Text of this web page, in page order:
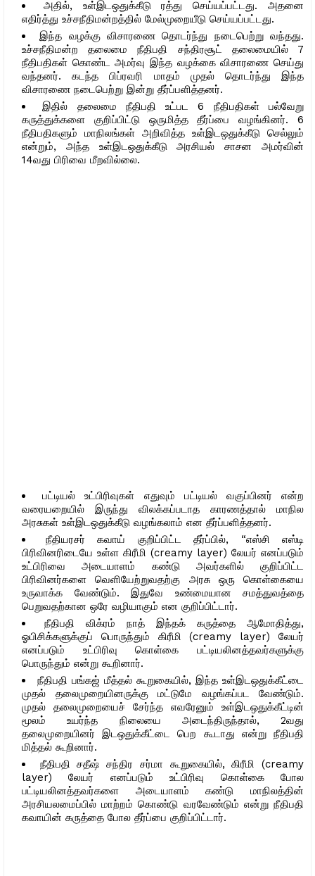
அதில், உள்இடஒதுக்கீடு ரத்து செய்யப்பட்டது. அதனை
எதிர்த்து உச்சநீதிமன்றத்தில் மேல்முறையீடு செய்யப்பட்டது.
இந்த வழக்கு விசாரணை தொடர்ந்து நடைபெற்று வந்தது.
உச்சநீதிமன்ற தலைமை நீதிபதி சந்திரசூட் தலைமையில் 7
நீதிபதிகள் கொண்ட அமர்வு இந்த வழக்கை விசாரணை செய்து
வந்தனர். கடந்த பிப்ரவரி மாதம் முதல் தொடர்ந்து இந்த
விசாரணை நடைபெற்று இன்று தீர்ப்பளித்தனர்.
இதில் தலைமை நீதிபதி உட்பட 6 நீதிபதிகள் பல்வேறு
கருத்துக்களை குறிப்பிட்டு ஒருமித்த தீர்ப்பை வழங்கினர். 6
நீதிபதிகளும் மாநிலங்கள் அறிவித்த உள்இடஒதுக்கீடு செல்லும்
என்றும், அந்த உள்இடஒதுக்கீடு அரசியல் சாசன அமர்வின்
14வது பிரிவை மீறவில்லை.
பட்டியல் உட்பிரிவுகள் எதுவும் பட்டியல் வகுப்பினர் என்ற
வரையறையில் இருந்து விலக்கப்படாத காரணத்தால் மாநில
அரசுகள் உள்இடஒதுக்கீடு வழங்கலாம் என தீர்ப்பளித்தனர்.
நீதியரசர் கவாய் குறிப்பிட்ட தீர்ப்பில், “எஸ்சி எஸ்டி
பிரிவினரிடையே உள்ள கிரீமி (creamy layer) லேயர் எனப்படும்
உட்பிரிவை அடையாளம் கண்டு அவர்களில் குறிப்பிட்ட
பிரிவினர்களை வெளியேற்றுவதற்கு அரசு ஒரு கொள்கையை
உருவாக்க வேண்டும். இதுவே உண்மையான சமத்துவத்தை
பெறுவதற்கான ஒரே வழியாகும் என குறிப்பிட்டார்.
நீதிபதி விக்ரம் நாத் இந்தக் கருத்தை ஆமோதித்து,
ஓபிசிக்களுக்குப் பொருந்தும் கிரீமி (creamy layer) லேயர்
எனப்படும் உட்பிரிவு கொள்கை பட்டியலினத்தவர்களுக்கு
பொருந்தும் என்று கூறினார்.
நீதிபதி பங்கஜ் மீத்தல் கூறுகையில், இந்த உள்இடஒதுக்கீட்டை
முதல் தலைமுறையினருக்கு மட்டுமே வழங்கப்பட வேண்டும்.
முதல் தலைமுறையைச் சேர்ந்த எவரேனும் உள்இடஒதுக்கீட்டின்
மூலம் உயர்ந்த நிலையை அடைந்திருந்தால், 2வது
தலைமுறையினர் இடஒதுக்கீட்டை பெற கூடாது என்று நீதிபதி
மித்தல் கூறினார்.
நீதிபதி சதீஷ் சந்திர சர்மா கூறுகையில், கிரீமி (creamy
layer) லேயர் எனப்படும் உட்பிரிவு கொள்கை போல
பட்டியலினத்தவர்களை அடையாளம் கண்டு மாநிலத்தின்
அரசியலமைப்பில் மாற்றம் கொண்டு வரவேண்டும் என்று நீதிபதி
கவாயின் கருத்தை போல தீர்ப்பை குறிப்பிட்டார்.